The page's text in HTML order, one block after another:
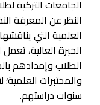
الجامعات التركية
النظر عن المعرفة
العلمية التي
الخبرة العالية،
الطلاب وإمدادهم
والمختبرات
سنوات دراستهم.